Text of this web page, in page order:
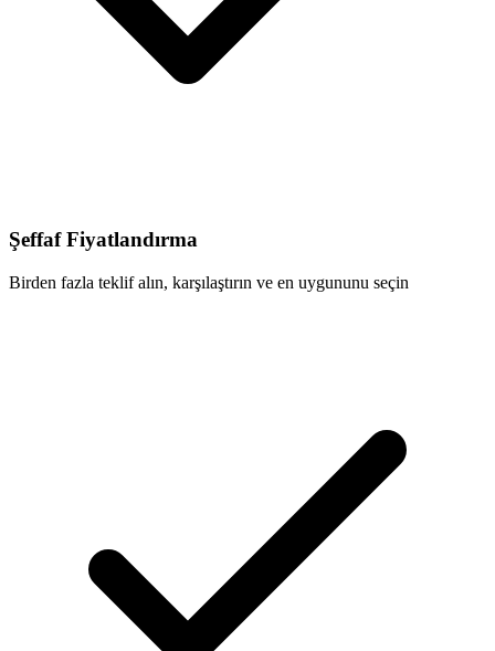
Şeffaf Fiyatlandırma
Birden fazla teklif alın, karşılaştırın ve en uygununu seçin